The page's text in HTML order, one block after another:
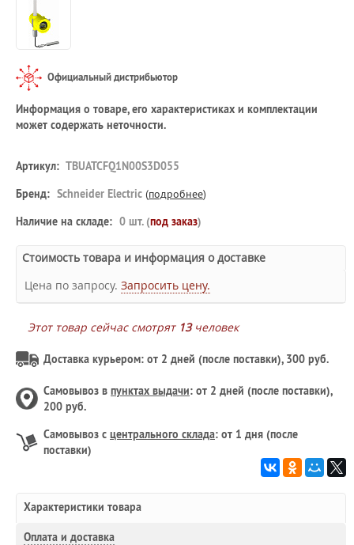
Официальный дистрибьютор
Информация о товаре, его характеристиках и комплектации
может содержать неточности.
Артикул: TBUATCFQ1N00S3D055
Бренд: Schneider Electric (подробнее)
Наличие на складе: 0 шт. (под заказ)
Стоимость товара и информация о доставке
Цена по запросу. Запросить цену.
Этот товар сейчас смотрят 13человек
Доставка курьером: от 2 дней (после поставки), 300 руб.
Самовывоз в пунктах выдачи: от 2 дней (после поставки),
200 руб.
Самовывоз с центрального склада: от 1 дня (после
поставки)
Характеристики товара
Оплата и доставка